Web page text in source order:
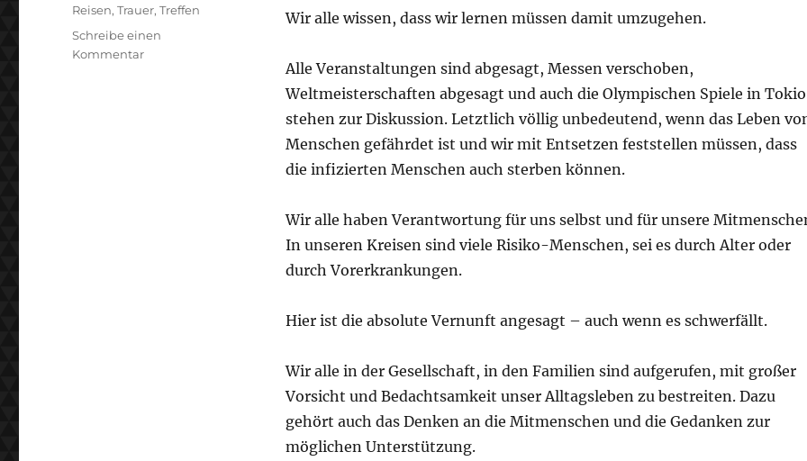
Wir alle wissen, dass wir lernen müssen damit umzugehen.
Alle Veranstaltungen sind abgesagt, Messen verschoben,
Weltmeisterschaften abgesagt und auch die Olympischen Spiele in Tokio
stehen zur Diskussion. Letztlich völlig unbedeutend, wenn das Leben
Menschen gefährdet ist und wir mit Entsetzen feststellen müssen, dass
die infizierten Menschen auch sterben können.
Wir alle haben Verantwortung für uns selbst und für unsere
In unseren Kreisen sind viele Risiko-Menschen, sei es durch Alter oder
durch Vorerkrankungen.
Hier ist die absolute Vernunft angesagt – auch wenn es schwerfällt.
Wir alle in der Gesellschaft, in den Familien sind aufgerufen, mit großer
Vorsicht und Bedachtsamkeit unser Alltagsleben zu bestreiten. Dazu
gehört auch das Denken an die Mitmenschen und die Gedanken zur
möglichen Unterstützung.
Reisen,Trauer,Treffen
Schreibe einen
Kommentarzu